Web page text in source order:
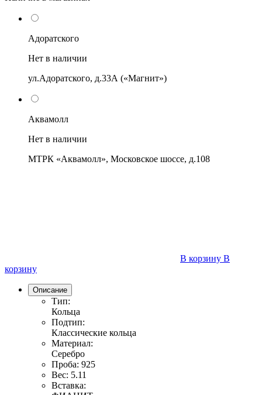
Адоратского
Нет в наличии
ул.Адоратского, д.33А («Магнит»)
Аквамолл
Нет в наличии
МТРК «Аквамолл», Московское шоссе, д.108
В корзину В
корзину
Описание
Тип:
Кольца
Подтип:
Классические кольца
Материал:
Серебро
Проба: 925
Вес: 5.11
Вставка: